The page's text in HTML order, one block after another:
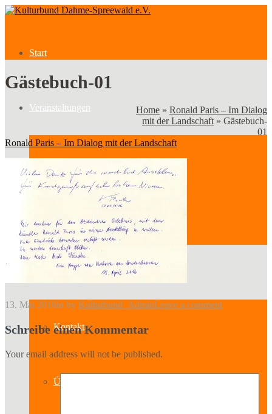
Start
Veranstaltungen
Kategorien
Kontakt
Über uns
Gästebuch-01
Home » Ronald Paris – Im Dialog
mit der Landschaft » Gästebuch-
01
Ronald Paris – Im Dialog mit der Landschaft
13. Mai 2016in by Kulturbund_AdminLeave a comment
Schreibe einen Kommentar
Your email address will not be published.